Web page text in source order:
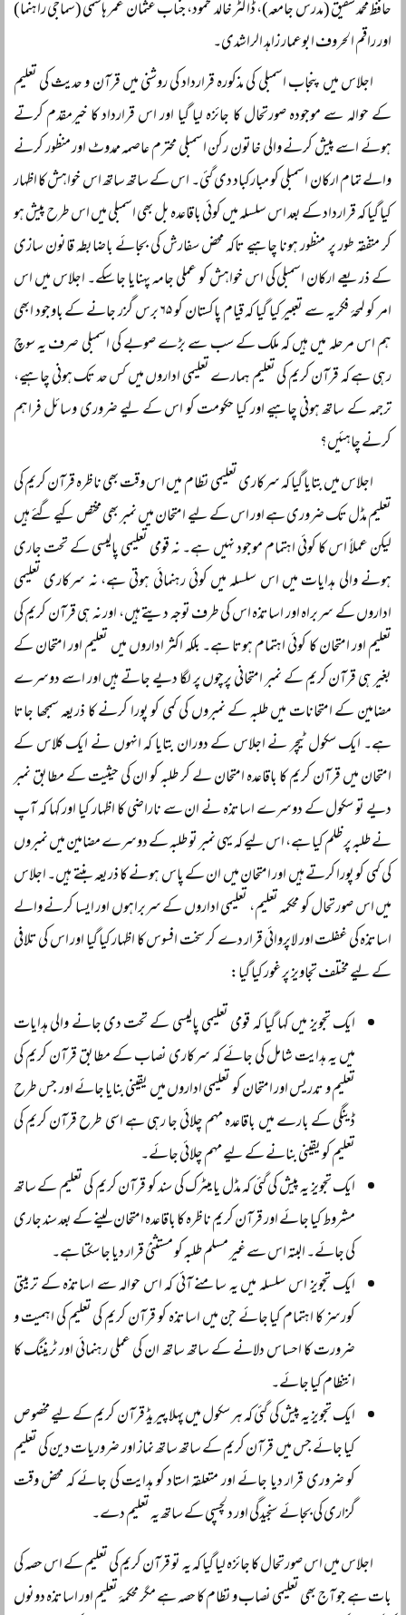
حافظ محمد شفیق (مدرس جامعہ)، ڈاکٹر خالد محمود، جناب عثمان عمر ہاشمی (سماجی راہنما)
اور راقم الحروف ابوعمار زاہد الراشدی۔
اجلاس میں پنجاب اسمبلی کی مذکورہ قرارداد کی روشنی میں قرآن و حدیث کی تعلیم
کے حوالہ سے موجودہ صورتحال کا جائزہ لیا گیا اور اس قرارداد کا خیرمقدم کرتے
ہوئے اسے پیش کرنے والی خاتون رکن اسمبلی محترم عاصمہ ممدوٹ اور منظور کرنے
والے تمام ارکان اسمبلی کو مبارکباد دی گئی۔ اس کے ساتھ ساتھ اس خواہش کا اظہار
کیا گیا کہ قرارداد کے بعد اس سلسلہ میں کوئی باقاعدہ بل بھی اسمبلی میں اس طرح پیش ہو
کر متفقہ طور پر منظور ہونا چاہیے تاکہ محض سفارش کی بجائے باضابطہ قانون سازی
کے ذریعے ارکان اسمبلی کی اس خواہش کو عملی جامہ پہنایا جا سکے۔ اجلاس میں اس
امر کو لمحۂ فکریہ سے تعبیر کیا گیا کہ قیام پاکستان کو ۶۵ برس گزر جانے کے باوجود ابھی
ہم اس مرحلہ میں ہیں کہ ملک کے سب سے بڑے صوبے کی اسمبلی صرف یہ سوچ
رہی ہے کہ قرآن کریم کی تعلیم ہمارے تعلیمی اداروں میں کس حد تک ہونی چاہیے،
ترجمہ کے ساتھ ہونی چاہیے اور کیا حکومت کو اس کے لیے ضروری وسائل فراہم
کرنے چاہئیں؟
اجلاس میں بتایا گیا کہ سرکاری تعلیمی نظام میں اس وقت بھی ناظرہ قرآن کریم کی
تعلیم مڈل تک ضروری ہے اور اس کے لیے امتحان میں نمبر بھی مختص کیے گئے ہیں
لیکن عملاً اس کا کوئی اہتمام موجود نہیں ہے۔ نہ قومی تعلیمی پالیسی کے تحت جاری
ہونے والی ہدایات میں اس سلسلہ میں کوئی رہنمائی ہوتی ہے، نہ سرکاری تعلیمی
اداروں کے سربراہ اور اساتذہ اس کی طرف توجہ دیتے ہیں، اور نہ ہی قرآن کریم کی
تعلیم اور امتحان کا کوئی اہتمام ہوتا ہے۔ بلکہ اکثر اداروں میں تعلیم اور امتحان کے
بغیر ہی قرآن کریم کے نمبر امتحانی پرچوں پر لگا دیے جاتے ہیں اور اسے دوسرے
مضامین کے امتحانات میں طلبہ کے نمبروں کی کمی کو پورا کرنے کا ذریعہ سمجھا جاتا
ہے۔ ایک سکول ٹیچر نے اجلاس کے دوران بتایا کہ انہوں نے ایک کلاس کے
امتحان میں قرآن کریم کا باقاعدہ امتحان لے کر طلبہ کو ان کی حیثیت کے مطابق نمبر
دیے تو سکول کے دوسرے اساتذہ نے ان سے ناراضی کا اظہار کیا اور کہا کہ آپ
نے طلبہ پر ظلم کیا ہے، اس لیے کہ یہی نمبر تو طلبہ کے دوسرے مضامین میں نمبروں
کی کمی کو پورا کرتے ہیں اور امتحان میں ان کے پاس ہونے کا ذریعہ بنتے ہیں۔ اجلاس
میں اس صورتحال کو محکمہ تعلیم، تعلیمی اداروں کے سربراہوں اور ایسا کرنے والے
اساتذہ کی غفلت اور لاپروائی قرار دے کر سخت افسوس کا اظہار کیا گیا اور اس کی تلافی
کے لیے مختلف تجاویز پر غور کیا گیا:
ایک تجویز میں کہا گیا کہ قومی تعلیمی پالیسی کے تحت دی جانے والی ہدایات
میں یہ ہدایت شامل کی جائے کہ سرکاری نصاب کے مطابق قرآن کریم کی
تعلیم و تدریس اور امتحان کو تعلیمی اداروں میں یقینی بنایا جائے اور جس طرح
ڈینگی کے بارے میں باقاعدہ مہم چلائی جا رہی ہے اسی طرح قرآن کریم کی
تعلیم کو یقینی بنانے کے لیے مہم چلائی جائے۔
ایک تجویز یہ پیش کی گئی کہ مڈل یا میٹرک کی سند کو قرآن کریم کی تعلیم کے ساتھ
مشروط کیا جائے اور قرآن کریم ناظرہ کا باقاعدہ امتحان لینے کے بعد سند جاری
کی جائے۔ البتہ اس سے غیر مسلم طلبہ کو مستثنیٰ قرار دیا جا سکتا ہے۔
ایک تجویز اس سلسلہ میں یہ سامنے آئی کہ اس حوالہ سے اساتذہ کے تربیتی
کورسز کا اہتمام کیا جائے جن میں اساتذہ کو قرآن کریم کی تعلیم کی اہمیت و
ضرورت کا احساس دلانے کے ساتھ ساتھ ان کی عملی رہنمائی اور ٹریننگ کا
انتظام کیا جائے۔
ایک تجویز یہ پیش کی گئی کہ ہر سکول میں پہلا پیریڈ قرآن کریم کے لیے مخصوص
کیا جائے جس میں قرآن کریم کے ساتھ ساتھ نماز اور ضروریات دین کی تعلیم
کو ضروری قرار دیا جائے اور متعلقہ استاد کو ہدایت کی جائے کہ محض وقت
گزاری کی بجائے سنجیدگی اور دلچسپی کے ساتھ یہ تعلیم دے۔
اجلاس میں اس صورتحال کا جائزہ لیا گیا کہ یہ تو قرآن کریم کی تعلیم کے اس حصہ کی
بات ہے جو آج بھی تعلیمی نصاب و نظام کا حصہ ہے مگر محکمۂ تعلیم اور اساتذہ دونوں